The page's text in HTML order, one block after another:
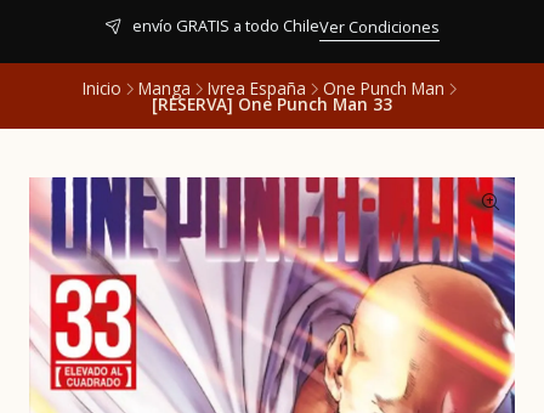
envío GRATIS a todo ChileVer Condiciones
Inicio Manga Ivrea España One Punch Man
[RESERVA] One Punch Man 33